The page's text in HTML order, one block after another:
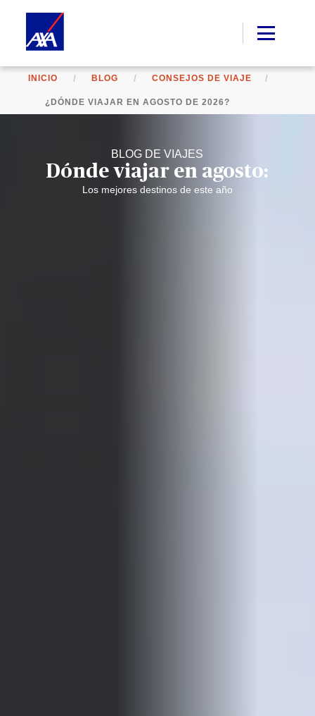
INICIO BLOG CONSEJOS DE VIAJE
¿DÓNDE VIAJAR EN AGOSTO DE 2026?
BLOG DE VIAJES
Dónde viajar en agosto:
Los mejores destinos de este año